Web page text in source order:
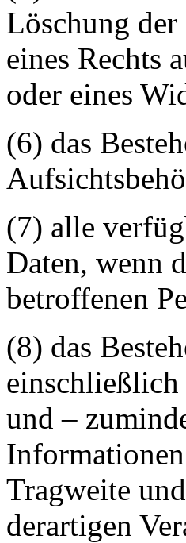
Löschung der
eines Rechts
oder eines
(6) das
(7) alle
Daten, wenn
betroffenen
(8) das
und –
Tragweite
derartigen